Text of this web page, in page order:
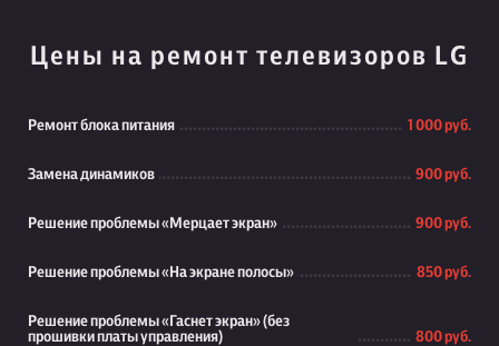
Цены на ремонт телевизоров LG
Ремонт блока питания 1 000 руб.
Замена динамиков 900 руб.
Решение проблемы «Мерцает экран» 900 руб.
Решение проблемы «На экране полосы» 850 руб.
Решение проблемы «Гаснет экран» (без
прошивки платы управления)
800 руб.